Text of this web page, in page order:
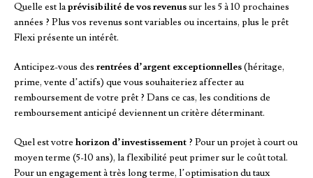
Quelle est laprévisibilité de vos revenussur les 5 à 10 prochaines
années ? Plus vos revenus sont variables ou incertains, plus le prêt
Flexi présente un intérêt.
Anticipez-vous des rentrées d’argent exceptionnelles(héritage,
prime, vente d’actifs) que vous souhaiteriez affecter au
remboursement de votre prêt ? Dans ce cas, les conditions de
remboursement anticipé deviennent un critère déterminant.
Quel est votre horizon d’investissement ? Pour un projet à court ou
moyen terme (5-10 ans), la flexibilité peut primer sur le coût total.
Pour un engagement à très long terme, l’optimisation du taux